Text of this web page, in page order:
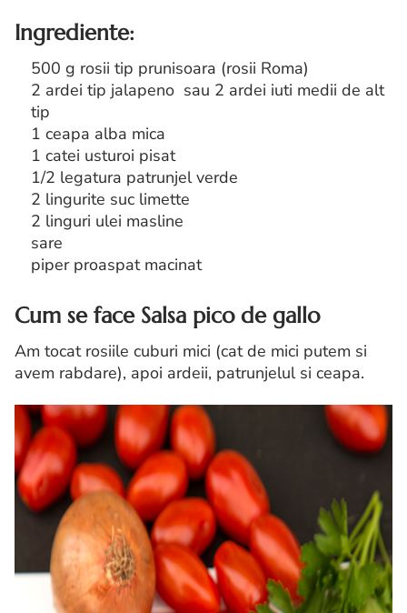
Ingrediente:
500 g rosii tip prunisoara (rosii Roma)
2 ardei tip jalapeno sau 2 ardei iuti medii de alt
tip
1 ceapa alba mica
1 catei usturoi pisat
1/2 legatura patrunjel verde
2 lingurite suc limette
2 linguri ulei masline
sare
piper proaspat macinat
Cum se face Salsa pico de gallo
Am tocat rosiile cuburi mici (cat de mici putem si
avem rabdare), apoi ardeii, patrunjelul si ceapa.